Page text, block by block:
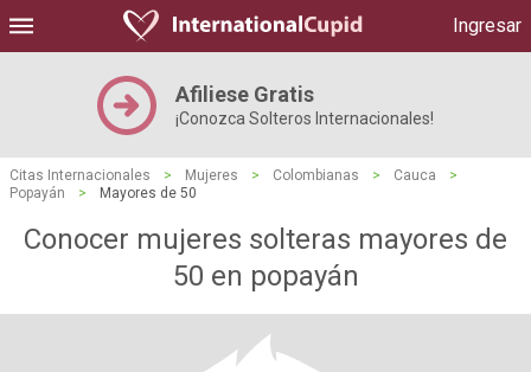
Ingresar
Afiliese Gratis
¡Conozca Solteros Internacionales!
Citas Internacionales > Mujeres > Colombianas > Cauca
>
Popayán
> Mayores de 50
Conocer mujeres solteras mayores de
50 en popayán